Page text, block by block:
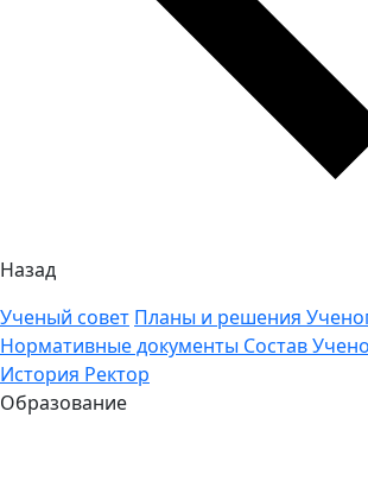
Назад
Ученый совет Планы и решения
Нормативные документы Состав
История Ректор
Образование